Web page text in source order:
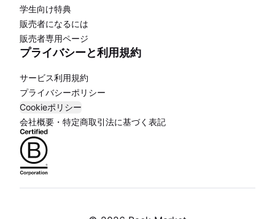
学生向け特典
販売者になるには
販売者専用ページ
プライバシーと利用規約
サービス利用規約
プライバシーポリシー
Cookieポリシー
会社概要・特定商取引法に基づく表記